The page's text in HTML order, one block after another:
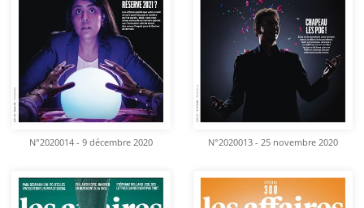
N°2020014 - 9 décembre 2020 N°2020013 - 25 novembre 2020